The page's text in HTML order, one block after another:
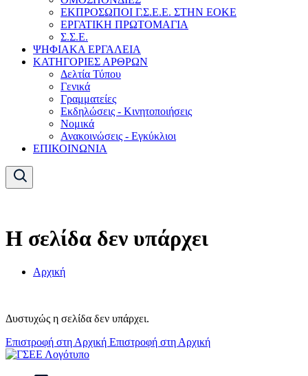
ΕΚΠΡΟΣΩΠΟΙ Γ.Σ.Ε.Ε. ΣΤΗΝ ΕΟΚΕ
ΕΡΓΑΤΙΚΗ ΠΡΩΤΟΜΑΓΙΑ
Σ.Σ.Ε.
ΨΗΦΙΑΚΑ ΕΡΓΑΛΕΙΑ
ΚΑΤΗΓΟΡΙΕΣ ΑΡΘΡΩΝ
Δελτία Τύπου
Γενικά
Γραμματείες
Εκδηλώσεις - Κινητοποιήσεις
Νομικά
Ανακοινώσεις - Εγκύκλιοι
ΕΠΙΚΟΙΝΩΝΙΑ
Η σελίδα δεν υπάρχει
Αρχική
Δυστυχώς η σελίδα δεν υπάρχει.
Επιστροφή στη Αρχική Επιστροφή στη Αρχική